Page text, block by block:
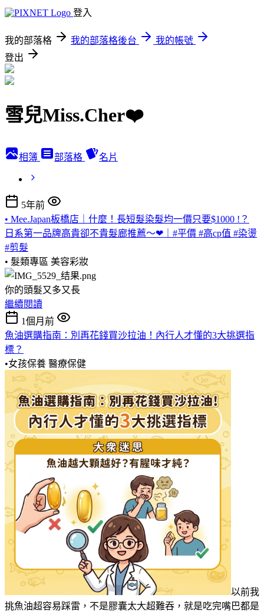
登入
我的部落格 我的部落格後台
我的帳號
登出
雪兒Miss.Cher❤️
相簿 部落格 名片
5年前
• Mee.Japan板橋店｜什麼！長短髮染髮均一價只要$1000 !？
日系第一品牌高貴卻不貴髮廊推薦～❤｜#平價 #高cp值 #染燙
#剪髮
• 髮類專區 美容彩妝
你的頭髮又多又長
繼續閱讀
1個月前
魚油選購指南：別再花錢買沙拉油！內行人才懂的3大挑選指
標？
•女孩保養 醫療保健
以前我
挑魚油超容易踩雷，不是膠囊太大超難吞，就是吃完嘴巴都是